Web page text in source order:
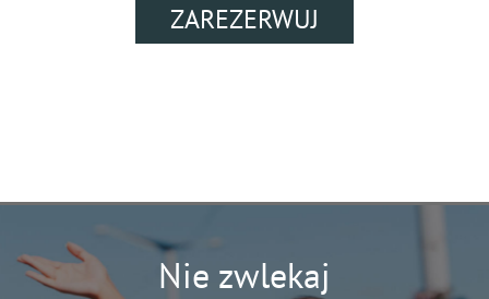
ZAREZERWUJ
Nie zwlekaj